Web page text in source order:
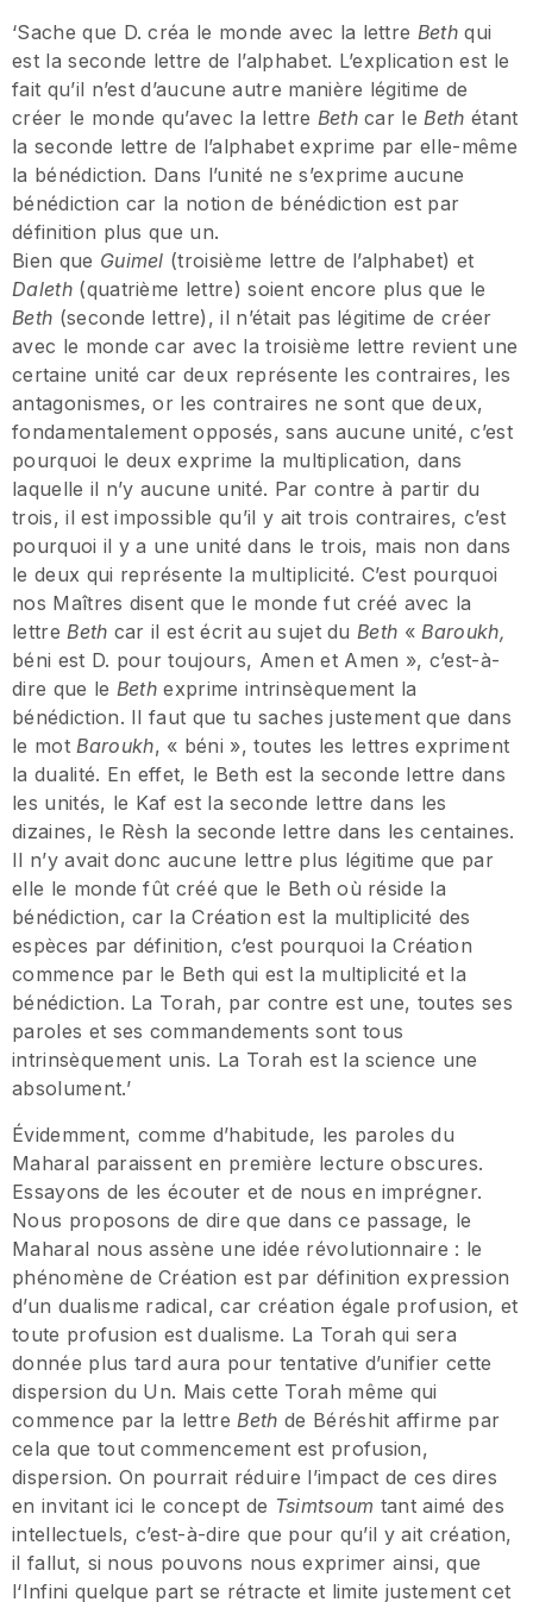
‘Sache que D. créa le monde avec la lettre Bethqui
est la seconde lettre de l’alphabet. L’explication est le
fait qu’il n’est d’aucune autre manière légitime de
créer le monde qu’avec la lettre Bethcar leBethétant
la seconde lettre de l’alphabet exprime par elle-même
la bénédiction. Dans l’unité ne s’exprime aucune
bénédiction car la notion de bénédiction est par
définition plus que un.
Bien que Guimel (troisième lettre de l’alphabet) et
Daleth (quatrième lettre) soient encore plus que le
Beth (seconde lettre), il n’était pas légitime de créer
avec le monde car avec la troisième lettre revient une
certaine unité car deux représente les contraires, les
antagonismes, or les contraires ne sont que deux,
fondamentalement opposés, sans aucune unité, c’est
pourquoi le deux exprime la multiplication, dans
laquelle il n’y aucune unité. Par contre à partir du
trois, il est impossible qu’il y ait trois contraires, c’est
pourquoi il y a une unité dans le trois, mais non dans
le deux qui représente la multiplicité. C’est pourquoi
nos Maîtres disent que le monde fut créé avec la
lettreBeth car il est écrit au sujet duBeth «Baroukh,
béni est D. pour toujours, Amen et Amen », c’est-à-
dire que le Bethexprime intrinsèquement la
bénédiction. Il faut que tu saches justement que dans
le motBaroukh, « béni », toutes les lettres expriment
la dualité. En effet, le Beth est la seconde lettre dans
les unités, le Kaf est la seconde lettre dans les
dizaines, le Rèsh la seconde lettre dans les centaines.
Il n’y avait donc aucune lettre plus légitime que par
elle le monde fût créé que le Beth où réside la
bénédiction, car la Création est la multiplicité des
espèces par définition, c’est pourquoi la Création
commence par le Beth qui est la multiplicité et la
bénédiction. La Torah, par contre est une, toutes ses
paroles et ses commandements sont tous
intrinsèquement unis. La Torah est la science une
absolument.’
Évidemment, comme d’habitude, les paroles du
Maharal paraissent en première lecture obscures.
Essayons de les écouter et de nous en imprégner.
Nous proposons de dire que dans ce passage, le
Maharal nous assène une idée révolutionnaire : le
phénomène de Création est par définition expression
d’un dualisme radical, car création égale profusion, et
toute profusion est dualisme. La Torah qui sera
donnée plus tard aura pour tentative d’unifier cette
dispersion du Un. Mais cette Torah même qui
commence par la lettre Beth de Béréshit affirme par
cela que tout commencement est profusion,
dispersion. On pourrait réduire l’impact de ces dires
en invitant ici le concept de Tsimtsoum tant aimé des
intellectuels, c’est-à-dire que pour qu’il y ait création,
il fallut, si nous pouvons nous exprimer ainsi, que
l‘Infini quelque part se rétracte et limite justement cet